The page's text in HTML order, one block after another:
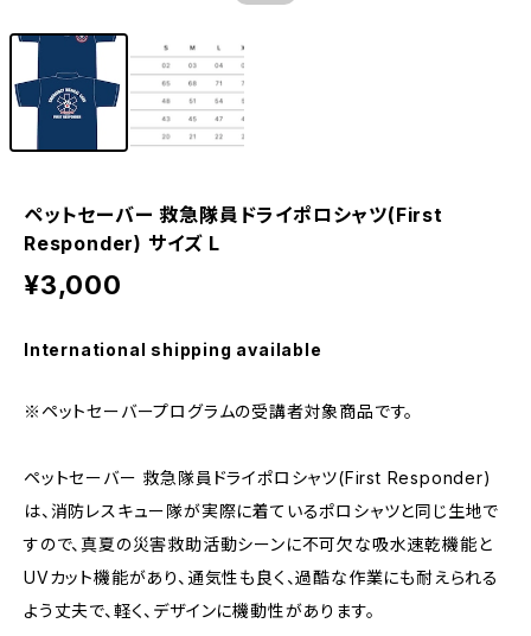
ペットセーバー 救急隊員ドライポロシャツ(First
Responder) サイズ L
¥3,000
International shipping available
※ペットセーバープログラムの受講者対象商品です。
ペットセーバー 救急隊員ドライポロシャツ(First Responder)
は、消防レスキュー隊が実際に着ているポロシャツと同じ生地で
すので、真夏の災害救助活動シーンに不可欠な吸水速乾機能と
UVカット機能があり、通気性も良く、過酷な作業にも耐えられる
よう丈夫で、軽く、デザインに機動性があります。